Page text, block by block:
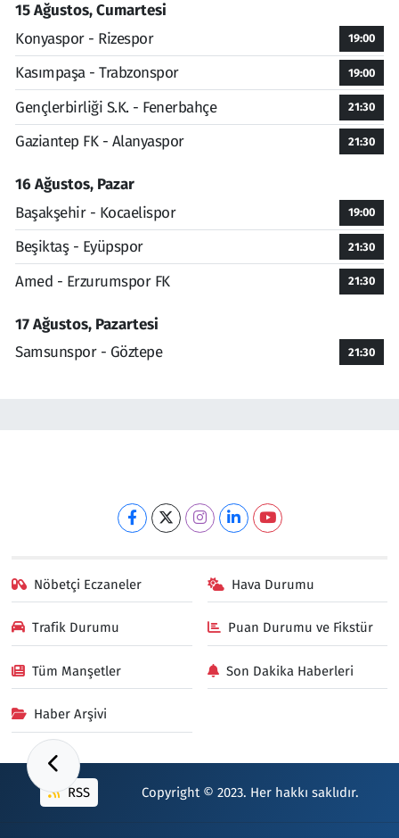
15 Ağustos, Cumartesi
Konyaspor - Rizespor
19:00
Kasımpaşa - Trabzonspor 19:00
Gençlerbirliği S.K. - Fenerbahçe 21:30
Gaziantep FK - Alanyaspor 21:30
16 Ağustos, Pazar
Başakşehir - Kocaelispor
19:00
Beşiktaş - Eyüpspor 21:30
Amed - Erzurumspor FK 21:30
17 Ağustos, Pazartesi
Samsunspor - Göztepe
21:30
Nöbetçi Eczaneler Hava Durumu
Trafik Durumu Puan Durumu ve Fikstür
Tüm Manşetler Son Dakika Haberleri
Haber Arşivi
RSS Copyright © 2023. Her hakkı saklıdır.